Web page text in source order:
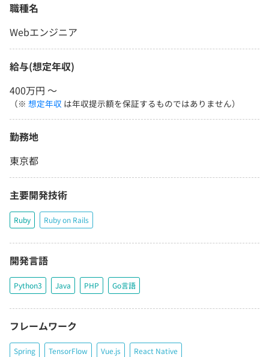
職種名
Webエンジニア
給与(想定年収)
400万円 〜
（※ 想定年収 は年収提示額を保証するものではありません）
勤務地
東京都
主要開発技術
Ruby Ruby on Rails
開発言語
Python3 Java PHP Go言語
フレームワーク
Spring TensorFlow Vue.js React Native